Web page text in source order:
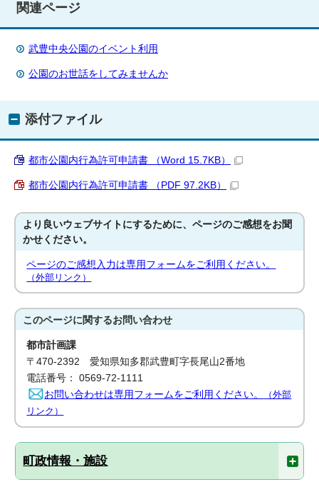
関連ページ
武豊中央公園のイベント利用
公園のお世話をしてみませんか
添付ファイル
都市公園内行為許可申請書 （Word 15.7KB）
都市公園内行為許可申請書 （PDF 97.2KB）
より良いウェブサイトにするために、ページのご感想をお聞
かせください。
ページのご感想入力は専用フォームをご利用ください。
（外部リンク）
このページに関するお問い合わせ
都市計画課
〒470-2392 愛知県知多郡武豊町字長尾山2番地
電話番号： 0569-72-1111
お問い合わせは専用フォームをご利用ください。
（外部
リンク）
町政情報・施設